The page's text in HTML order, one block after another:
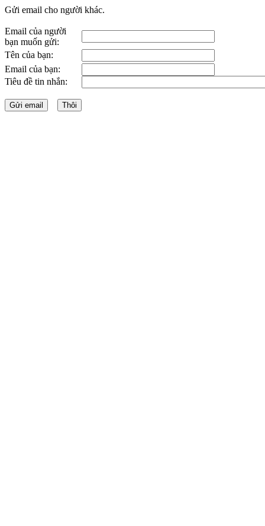
Gửi email cho người khác.
Email của người
bạn muốn gửi:
Tên của bạn:
Email của bạn:
Tiêu đề tin nhắn: